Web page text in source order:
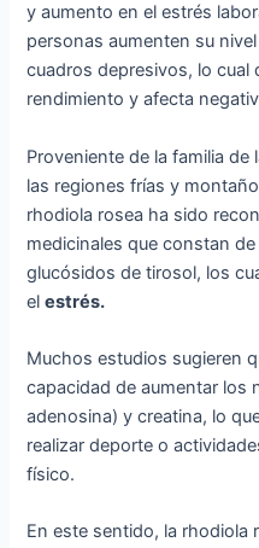
y aumento en el estrés
personas aumenten su
cuadros depresivos, lo cual
rendimiento y afecta
Proveniente de la familia de
las regiones frías y
rhodiola rosea ha sido
medicinales que constan
glucósidos de tirosol, los
elestrés.
Muchos estudios sugieren
capacidad de aumentar los
adenosina) y creatina, lo
realizar deporte o
físico.
En este sentido, la rhodiola